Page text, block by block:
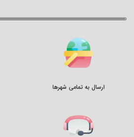
ارسال به تمامی شهرها